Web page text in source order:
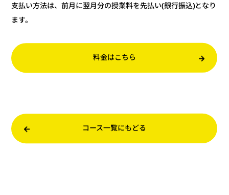
支払い方法は、前月に翌月分の授業料を先払い(銀行振込)となり
ます。
料金はこちら
コース一覧にもどる